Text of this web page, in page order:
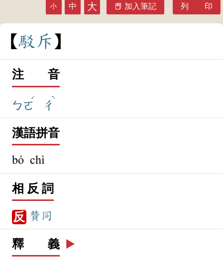
小 中 大 加入筆記 列 印
駁 斥
注 音
ㄅㄛ
ˊ
ㄔ
ˋ
漢語拼音
bó chì
相 反 詞
反 贊同
釋 義 ▶️